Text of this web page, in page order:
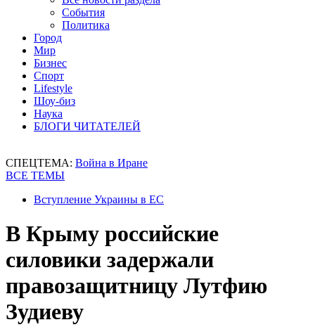
События
Политика
Город
Мир
Бизнес
Спорт
Lifestyle
Шоу-биз
Наука
БЛОГИ ЧИТАТЕЛЕЙ
СПЕЦТЕМА: Война в Иране
ВСЕ ТЕМЫ
Вступление Украины в ЕС
В Крыму российские
силовики задержали
правозащитницу Лутфию
Зудиеву